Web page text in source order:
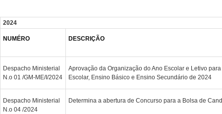
2024
NUMÉRO DESCRIÇÃO
Despacho Ministerial
N.o 01 /GM-ME/I/2024
Aprovação da Organização do Ano Escolar e Letivo
Escolar, Ensino Básico e Ensino Secundário de 2024
Despacho Ministerial
N.o 04 /2024
Determina a abertura de Concurso para a Bolsa de